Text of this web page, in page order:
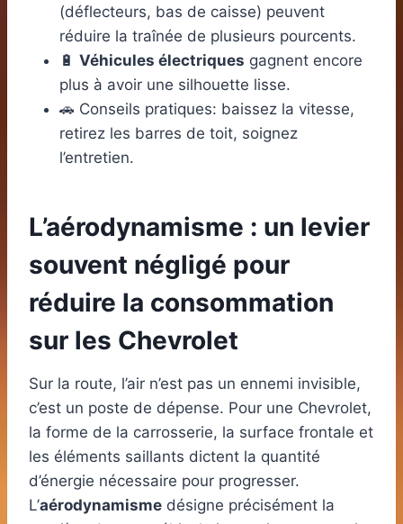
(déflecteurs, bas de caisse) peuvent
réduire la traînée de plusieurs pourcents.
🔋 Véhicules électriques gagnent encore
plus à avoir une silhouette lisse.
🚗 Conseils pratiques: baissez la vitesse,
retirez les barres de toit, soignez
l’entretien.
L’aérodynamisme : un levier
souvent négligé pour
réduire la consommation
sur les Chevrolet
Sur la route, l’air n’est pas un ennemi invisible,
c’est un poste de dépense. Pour une Chevrolet,
la forme de la carrosserie, la surface frontale et
les éléments saillants dictent la quantité
d’énergie nécessaire pour progresser.
L’aérodynamisme désigne précisément la